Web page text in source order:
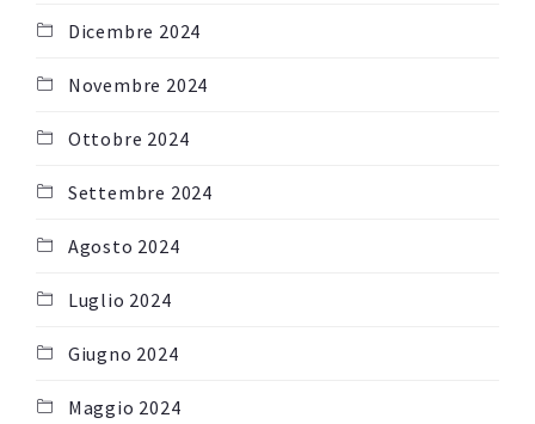
Dicembre 2024
Novembre 2024
Ottobre 2024
Settembre 2024
Agosto 2024
Luglio 2024
Giugno 2024
Maggio 2024